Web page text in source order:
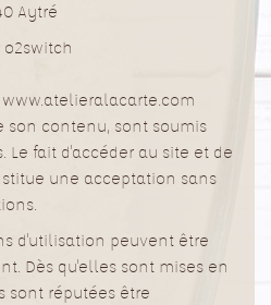
Aytré
contenu, sont soumis
Le fait d'accéder au site et de
une acceptation sans
d'utilisation peuvent être
Dès qu'elles sont mises en
sont réputées être